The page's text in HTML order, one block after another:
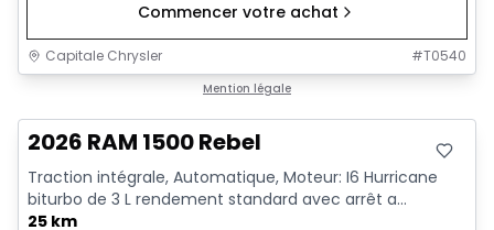
Commencer votre achat
Capitale Chrysler #T0540
Mention légale
2026 RAM 1500 Rebel
Traction intégrale, Automatique, Moteur: I6 Hurricane
biturbo de 3 L rendement standard avec arrêt a...
25 km